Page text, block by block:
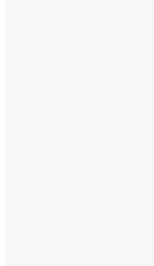
Таким образом, для начала
акционера/бенефициара
подтверждение
(разворот(ы) с именем,
описание прошлого
Документом подтверждения
документ, содержащий
может быть выпущен
учреждением, банком,
независимой организацией
компанией), давность
месяца (кроме данных о
быть физическим
служить подтверждением
электронного
верифицируемых через
документом, отдельным от